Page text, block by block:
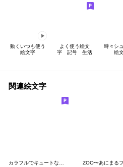
動くいつも使う
絵文字
よく使う絵文
字 記号 生活
時々シ
絵
関連絵文字